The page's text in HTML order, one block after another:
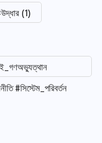
(1)
#সিস্টেম_পরিবর্তন